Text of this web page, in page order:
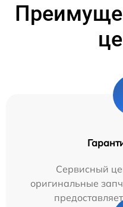
Сервисный
оригинальные